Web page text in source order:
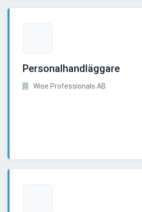
Personalhandläggare
Wise Professionals AB